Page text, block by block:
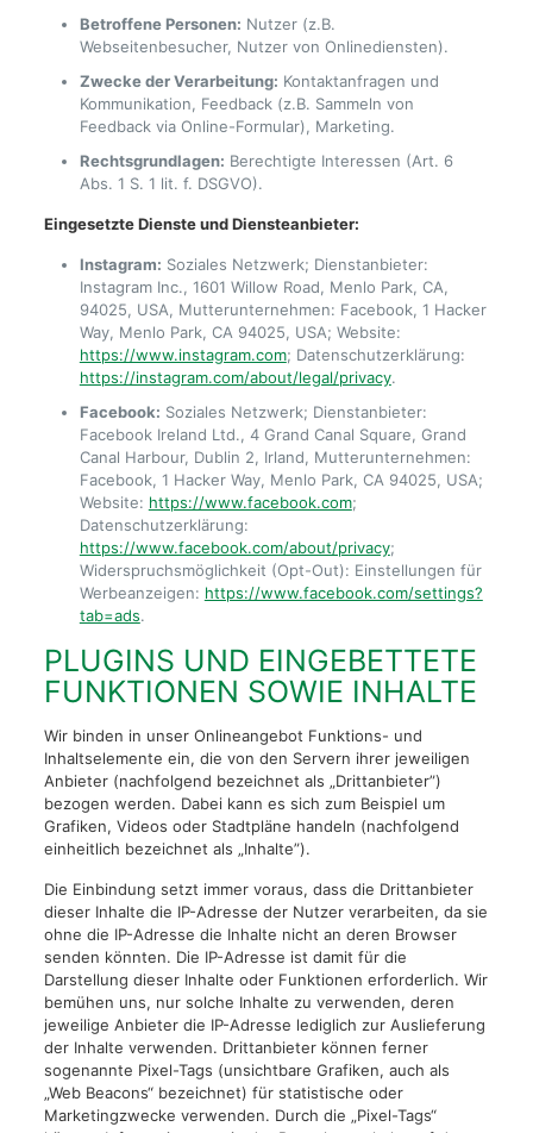
Betroffene Personen: Nutzer (z.B.
Webseitenbesucher, Nutzer von Onlinediensten).
Zwecke der Verarbeitung: Kontaktanfragen und
Kommunikation, Feedback (z.B. Sammeln von
Feedback via Online-Formular), Marketing.
Rechtsgrundlagen: Berechtigte Interessen (Art. 6
Abs. 1 S. 1 lit. f. DSGVO).
Eingesetzte Dienste und Diensteanbieter:
Instagram: Soziales Netzwerk; Dienstanbieter:
Instagram Inc., 1601 Willow Road, Menlo Park, CA,
94025, USA, Mutterunternehmen: Facebook, 1 Hacker
Way, Menlo Park, CA 94025, USA; Website:
https://www.instagram.com; Datenschutzerklärung:
https://instagram.com/about/legal/privacy.
Facebook: Soziales Netzwerk; Dienstanbieter:
Facebook Ireland Ltd., 4 Grand Canal Square, Grand
Canal Harbour, Dublin 2, Irland, Mutterunternehmen:
Facebook, 1 Hacker Way, Menlo Park, CA 94025, USA;
Website: https://www.facebook.com;
Datenschutzerklärung:
https://www.facebook.com/about/privacy;
Widerspruchsmöglichkeit (Opt-Out): Einstellungen für
Werbeanzeigen: https://www.facebook.com/settings?
tab=ads.
PLUGINS UND EINGEBETTETE
FUNKTIONEN SOWIE INHALTE
Wir binden in unser Onlineangebot Funktions- und
Inhaltselemente ein, die von den Servern ihrer jeweiligen
Anbieter (nachfolgend bezeichnet als „Drittanbieter”)
bezogen werden. Dabei kann es sich zum Beispiel um
Grafiken, Videos oder Stadtpläne handeln (nachfolgend
einheitlich bezeichnet als „Inhalte”).
Die Einbindung setzt immer voraus, dass die Drittanbieter
dieser Inhalte die IP-Adresse der Nutzer verarbeiten, da sie
ohne die IP-Adresse die Inhalte nicht an deren Browser
senden könnten. Die IP-Adresse ist damit für die
Darstellung dieser Inhalte oder Funktionen erforderlich. Wir
bemühen uns, nur solche Inhalte zu verwenden, deren
jeweilige Anbieter die IP-Adresse lediglich zur Auslieferung
der Inhalte verwenden. Drittanbieter können ferner
sogenannte Pixel-Tags (unsichtbare Grafiken, auch als
„Web Beacons“ bezeichnet) für statistische oder
Marketingzwecke verwenden. Durch die „Pixel-Tags“